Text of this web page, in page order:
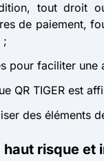
tout droit
de paiement,
;
pour faciliter
QR TIGER est
des éléments
haut risque et